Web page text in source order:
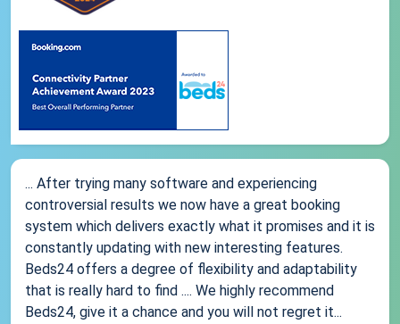
... After trying many software and experiencing
controversial results we now have a great booking
system which delivers exactly what it promises and it is
constantly updating with new interesting features.
Beds24 offers a degree of flexibility and adaptability
that is really hard to find .... We highly recommend
Beds24, give it a chance and you will not regret it...